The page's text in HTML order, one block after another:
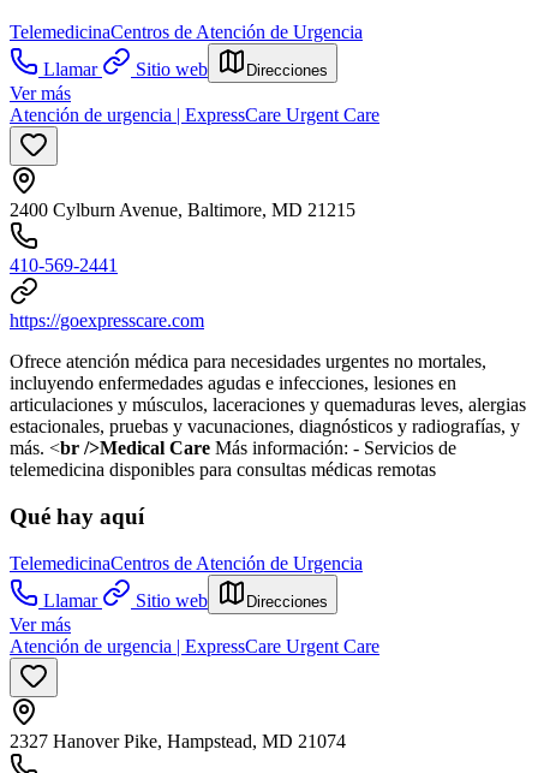
TelemedicinaCentros de Atención de Urgencia
Llamar
Sitio web Direcciones
Ver más
Atención de urgencia | ExpressCare Urgent Care
2400 Cylburn Avenue, Baltimore, MD 21215
410-569-2441
https://goexpresscare.com
Ofrece atención médica para necesidades urgentes no mortales,
incluyendo enfermedades agudas e infecciones, lesiones en
articulaciones y músculos, laceraciones y quemaduras leves, alergias
estacionales, pruebas y vacunaciones, diagnósticos y radiografías, y
más. <br />Medical Care Más información: - Servicios de
telemedicina disponibles para consultas médicas remotas
Qué hay aquí
TelemedicinaCentros de Atención de Urgencia
Llamar
Sitio web Direcciones
Ver más
Atención de urgencia | ExpressCare Urgent Care
2327 Hanover Pike, Hampstead, MD 21074